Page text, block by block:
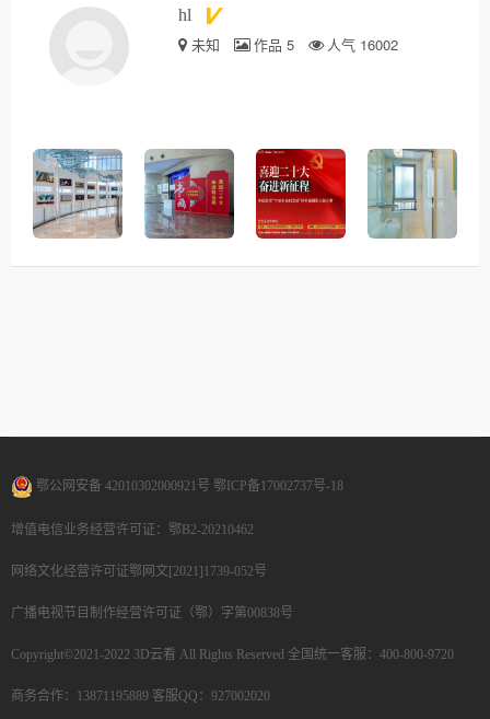
hl
未知 作品 5 人气 16002
鄂公网安备 42010302000921号 鄂ICP备17002737号-18
增值电信业务经营许可证：鄂B2-20210462
网络文化经营许可证鄂网文[2021]1739-052号
广播电视节目制作经营许可证（鄂）字第00838号
Copyright©2021-2022 3D云看 All Rights Reserved 全国统一客服：400-800-9720
商务合作：13871195889 客服QQ：927002020